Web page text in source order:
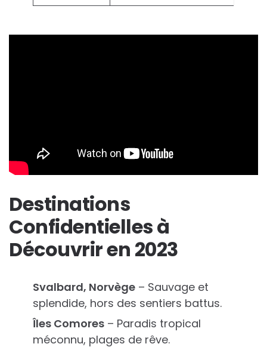
Destinations
Confidentielles à
Découvrir en 2023
Svalbard, Norvège – Sauvage et
splendide, hors des sentiers battus.
Îles Comores – Paradis tropical
méconnu, plages de rêve.